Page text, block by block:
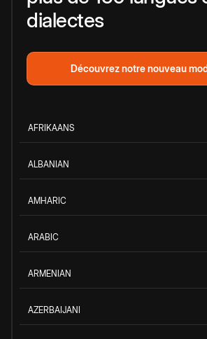
dialectes
Découvrez notre nouveau
AFRIKAANS
ALBANIAN
AMHARIC
ARABIC
ARMENIAN
AZERBAIJANI